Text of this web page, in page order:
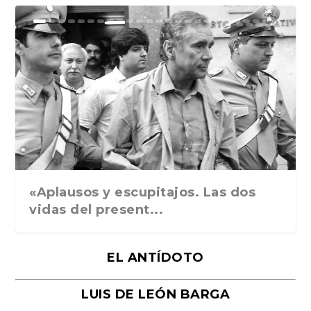
Ground Rules. Alejan...
«Rafael: Poesía subl...
Bienvenidos al circo...
Georges de La Tour. ...
Robert Capa: la hist...
«Aplausos y escupitajos. Las dos
vidas del present...
EL ANTÍDOTO
LUIS DE LEÓN BARGA